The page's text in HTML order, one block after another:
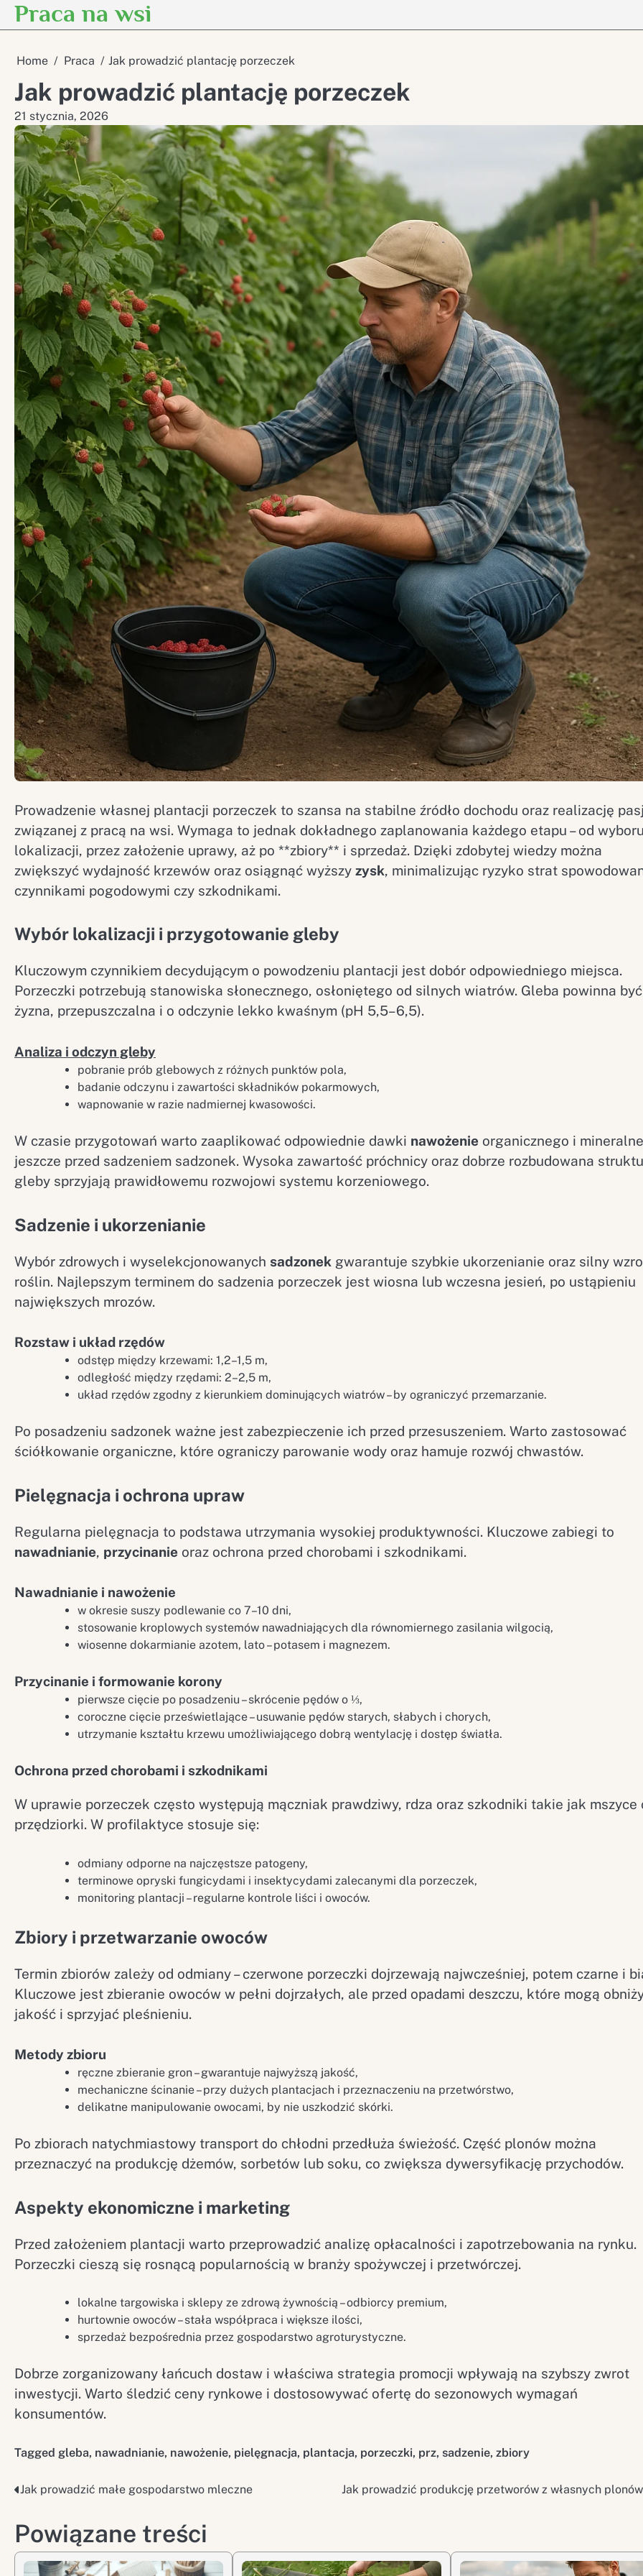
SkipPraca na wsi
Home Praca Jak prowadzić plantację porzeczek
Jak prowadzić plantację porzeczek
21 stycznia, 2026
Prowadzenie własnej plantacji porzeczek to szansa na stabilne źródło dochodu oraz realizację
związanej z pracą na wsi. Wymaga to jednak dokładnego zaplanowania każdego etapu – od
lokalizacji, przez założenie uprawy, aż po **zbiory** i sprzedaż. Dzięki zdobytej wiedzy można
zwiększyć wydajność krzewów oraz osiągnąć wyższy zysk, minimalizując ryzyko strat
czynnikami pogodowymi czy szkodnikami.
Wybór lokalizacji i przygotowanie gleby
Kluczowym czynnikiem decydującym o powodzeniu plantacji jest dobór odpowiedniego miejsca.
Porzeczki potrzebują stanowiska słonecznego, osłoniętego od silnych wiatrów. Gleba powinna być
żyzna, przepuszczalna i o odczynie lekko kwaśnym (pH 5,5–6,5).
Analiza i odczyn gleby
pobranie prób glebowych z różnych punktów pola,
badanie odczynu i zawartości składników pokarmowych,
wapnowanie w razie nadmiernej kwasowości.
W czasie przygotowań warto zaaplikować odpowiednie dawki nawożenie organicznego i
jeszcze przed sadzeniem sadzonek. Wysoka zawartość próchnicy oraz dobrze rozbudowana
gleby sprzyjają prawidłowemu rozwojowi systemu korzeniowego.
Sadzenie i ukorzenianie
Wybór zdrowych i wyselekcjonowanych sadzonek gwarantuje szybkie ukorzenianie oraz silny
roślin. Najlepszym terminem do sadzenia porzeczek jest wiosna lub wczesna jesień, po ustąpieniu
największych mrozów.
Rozstaw i układ rzędów
odstęp między krzewami: 1,2–1,5 m,
odległość między rzędami: 2–2,5 m,
układ rzędów zgodny z kierunkiem dominujących wiatrów – by ograniczyć przemarzanie.
Po posadzeniu sadzonek ważne jest zabezpieczenie ich przed przesuszeniem. Warto zastosować
ściółkowanie organiczne, które ograniczy parowanie wody oraz hamuje rozwój chwastów.
Pielęgnacja i ochrona upraw
Regularna pielęgnacja to podstawa utrzymania wysokiej produktywności. Kluczowe zabiegi to
nawadnianie, przycinanie oraz ochrona przed chorobami i szkodnikami.
Nawadnianie i nawożenie
w okresie suszy podlewanie co 7–10 dni,
stosowanie kroplowych systemów nawadniających dla równomiernego zasilania wilgocią,
wiosenne dokarmianie azotem, lato – potasem i magnezem.
Przycinanie i formowanie korony
pierwsze cięcie po posadzeniu – skrócenie pędów o ⅓,
coroczne cięcie prześwietlające – usuwanie pędów starych, słabych i chorych,
utrzymanie kształtu krzewu umożliwiającego dobrą wentylację i dostęp światła.
Ochrona przed chorobami i szkodnikami
W uprawie porzeczek często występują mączniak prawdziwy, rdza oraz szkodniki takie jak mszyce
przędziorki. W profilaktyce stosuje się:
odmiany odporne na najczęstsze patogeny,
terminowe opryski fungicydami i insektycydami zalecanymi dla porzeczek,
monitoring plantacji – regularne kontrole liści i owoców.
Zbiory i przetwarzanie owoców
Termin zbiorów zależy od odmiany – czerwone porzeczki dojrzewają najwcześniej, potem czarne i
Kluczowe jest zbieranie owoców w pełni dojrzałych, ale przed opadami deszczu, które mogą
jakość i sprzyjać pleśnieniu.
Metody zbioru
ręczne zbieranie gron – gwarantuje najwyższą jakość,
mechaniczne ścinanie – przy dużych plantacjach i przeznaczeniu na przetwórstwo,
delikatne manipulowanie owocami, by nie uszkodzić skórki.
Po zbiorach natychmiastowy transport do chłodni przedłuża świeżość. Część plonów można
przeznaczyć na produkcję dżemów, sorbetów lub soku, co zwiększa dywersyfikację przychodów.
Aspekty ekonomiczne i marketing
Przed założeniem plantacji warto przeprowadzić analizę opłacalności i zapotrzebowania na rynku.
Porzeczki cieszą się rosnącą popularnością w branży spożywczej i przetwórczej.
lokalne targowiska i sklepy ze zdrową żywnością – odbiorcy premium,
hurtownie owoców – stała współpraca i większe ilości,
sprzedaż bezpośrednia przez gospodarstwo agroturystyczne.
Dobrze zorganizowany łańcuch dostaw i właściwa strategia promocji wpływają na szybszy zwrot
inwestycji. Warto śledzić ceny rynkowe i dostosowywać ofertę do sezonowych wymagań
konsumentów.
Tagged gleba, nawadnianie, nawożenie, pielęgnacja, plantacja, porzeczki, prz, sadzenie, zbiory
Nawigacja
wpisu
Jak prowadzić małe gospodarstwo mleczne Jak prowadzić produkcję przetworów z własnych plonów
Powiązane treści